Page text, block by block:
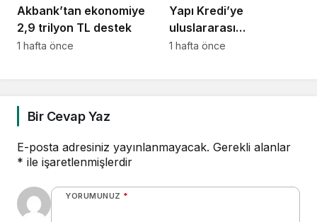
Akbank’tan ekonomiye
2,9 trilyon TL destek
1 hafta önce
Yapı Kredi’ye
uluslararası
piyasalardan 414
1 hafta önce
Bir Cevap Yaz
E-posta adresiniz yayınlanmayacak. Gerekli alanlar
* ile işaretlenmişlerdir
YORUMUNUZ *